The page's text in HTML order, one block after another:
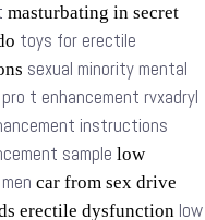
masturbating in secret
toys for erectile
sexual minority mental
pro t enhancement rvxadryl
instructions
sample low
car from sex drive
erectile dysfunction low